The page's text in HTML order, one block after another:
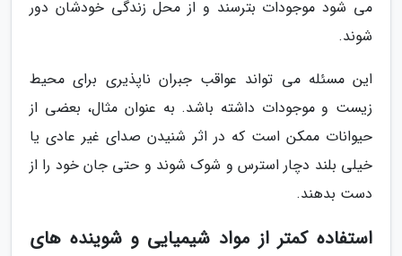
می شود موجودات بترسند و از محل زندگی خودشان دور
شوند.
این مسئله می تواند عواقب جبران ناپذیری برای محیط
زیست و موجودات داشته باشد. به عنوان مثال، بعضی از
حیوانات ممکن است که در اثر شنیدن صدای غیر عادی یا
خیلی بلند دچار استرس و شوک شوند و حتی جان خود را از
دست بدهند.
استفاده کمتر از مواد شیمیایی و شوینده های